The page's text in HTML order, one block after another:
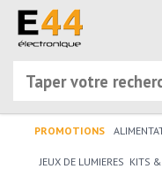
PROMOTIONS
JEUX DE LUMIERES KITS